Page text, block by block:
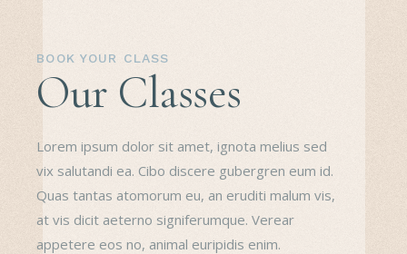
BOOK YOUR CLASS
Our Classes
Lorem ipsum dolor sit amet, ignota melius sed
vix salutandi ea. Cibo discere gubergren eum id.
Quas tantas atomorum eu, an eruditi malum vis,
at vis dicit aeterno signiferumque. Verear
appetere eos no, animal euripidis enim.